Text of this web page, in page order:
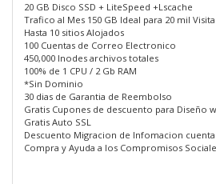
20 GB Disco SSD + LiteSpeed +Lscache
Trafico al Mes 150 GB Ideal para 20 mil
Hasta 10 sitios Alojados
100 Cuentas de Correo Electronico
450,000 Inodes archivos totales
100% de 1 CPU / 2 Gb RAM
*Sin Dominio
30 dias de Garantia de Reembolso
Gratis Cupones de descuento para Diseño
Gratis Auto SSL
Descuento Migracion de Infomacion
Compra y Ayuda a los Compromisos